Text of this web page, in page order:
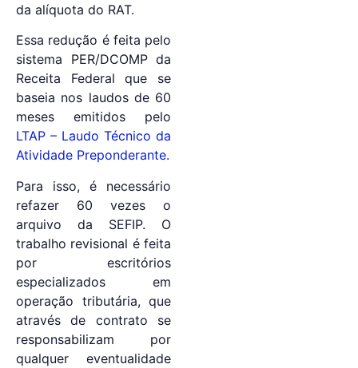
da alíquota do RAT.
Essa redução é feita pelo
sistema PER/DCOMP da
Receita Federal que se
baseia nos laudos de 60
meses emitidos pelo
LTAP – Laudo Técnico da
Atividade Preponderante.
Para isso, é necessário
refazer 60 vezes o
arquivo da SEFIP. O
trabalho revisional é feita
por escritórios
especializados em
operação tributária, que
através de contrato se
responsabilizam por
qualquer eventualidade